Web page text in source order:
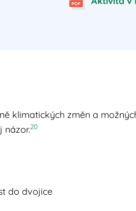
klimatických změn a
názor.20
do dvojice